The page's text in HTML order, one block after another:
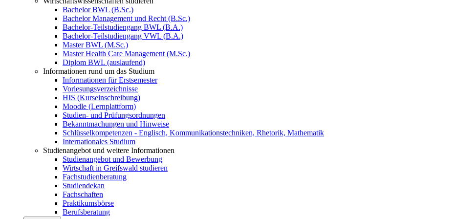
Bachelor BWL (B.Sc.)
Bachelor Management und Recht (B.Sc.)
Bachelor-Teilstudiengang BWL (B.A.)
Bachelor-Teilstudiengang VWL (B.A.)
Master BWL (M.Sc.)
Master Health Care Management (M.Sc.)
Diplom BWL (auslaufend)
Informationen rund um das Studium
Informationen für Erstsemester
Vorlesungsverzeichnisse
HIS (Kurseinschreibung)
Moodle (Lernplattform)
Studien- und Prüfungsordnungen
Bekanntmachungen und Hinweise
Schlüsselkompetenzen - Englisch, Kommunikationstechniken, Rhetorik, Mathematik
Internationales Studium
Studienangebot und weitere Informationen
Studienangebot und Bewerbung
Wirtschaft in Greifswald studieren
Fachstudienberatung
Studiendekan
Fachschaften
Praktikumsbörse
Berufsberatung